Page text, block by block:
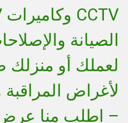
لعملك أو منزلك
لأغراض
– اطلب منا